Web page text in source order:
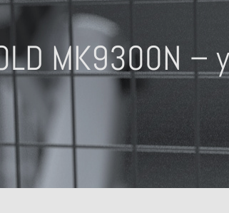
MK9300N